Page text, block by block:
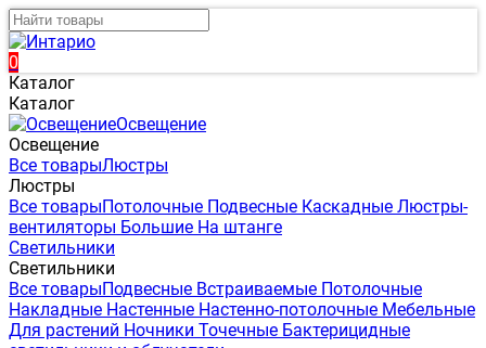
0
Каталог
Каталог
Освещение
Освещение
Все товарыЛюстры
Люстры
Все товарыПотолочные Подвесные Каскадные Люстры-
вентиляторы Большие На штанге
Светильники
Светильники
Все товарыПодвесные Встраиваемые Потолочные
Накладные Настенные Настенно-потолочные Мебельные
Для растений Ночники Точечные Бактерицидные